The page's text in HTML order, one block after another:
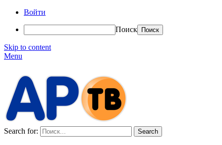
Войти
Поиск
Skip to content
Menu
Search for: